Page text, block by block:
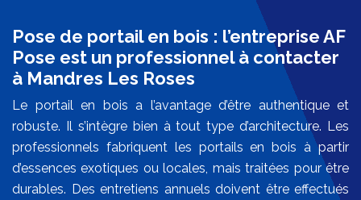
Pose de portail en bois : l’entreprise AF
Pose est un professionnel à contacter
à Mandres Les Roses
Le portail en bois a l’avantage d’être authentique et
robuste. Il s’intègre bien à tout type d’architecture. Les
professionnels fabriquent les portails en bois à partir
d’essences exotiques ou locales, mais traitées pour être
durables. Des entretiens annuels doivent être effectués